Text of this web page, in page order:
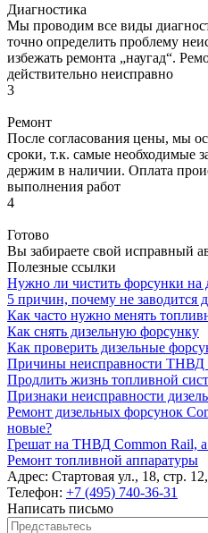
Диагностика
Мы проводим все виды
точно определить проблему
избежать ремонта „наугад“.
действительно неисправно
3
Ремонт
После согласования цены, мы
сроки, т.к. самые необходимые
держим в наличии. Оплата
выполнения работ
4
Готово
Вы забираете свой исправный
Полезные ссылки
Нужно ли чистить форсунки на
5 причин, почему не заводится
Как часто нужно менять
Как снять дизельную форсунку
Как проверить дизельные
Причины неисправности ТНВД
Продлить жизнь топливной
Признаки неисправности
Ремонт дизельных форсунок
новые?
Грешат на ТНВД Common Rail, а
Ремонт топливной аппаратуры
Адрес: Стартовая ул., 18, стр.
Телефон: +7 (495) 740-36-31
Написать письмо
Представьтесь